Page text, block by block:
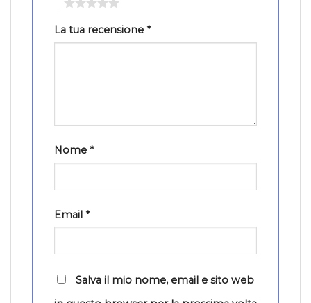
La tua recensione *
Nome *
Email *
Salva il mio nome, email e sito web